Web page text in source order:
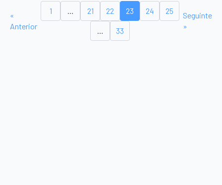
«
Anterior
1 … 21 22 23 24 25
… 33
Seguinte
»